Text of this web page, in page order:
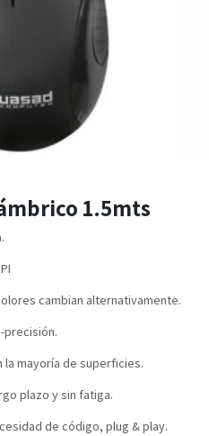
1.5mts
cambian alternativamente.
precisión.
la mayoría de superficies.
plazo y sin fatiga.
de código, plug & play.